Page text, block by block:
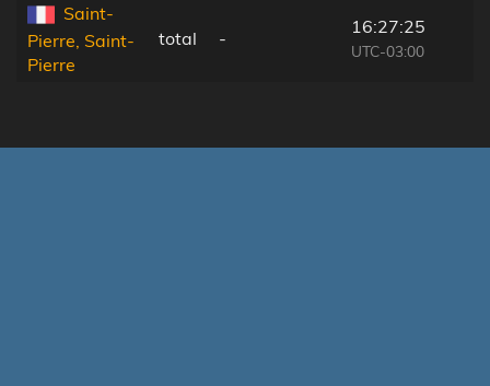
Saint-
Pierre, Saint-
Pierre
total -
16:27:25
UTC-03:00